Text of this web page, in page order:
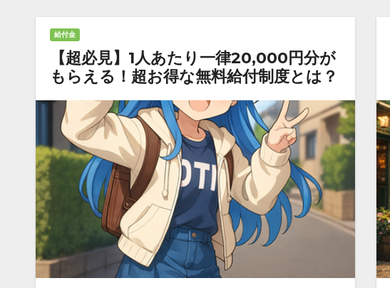
給付金
【超必見】1人あたり一律20,000円分が
もらえる！超お得な無料給付制度とは？